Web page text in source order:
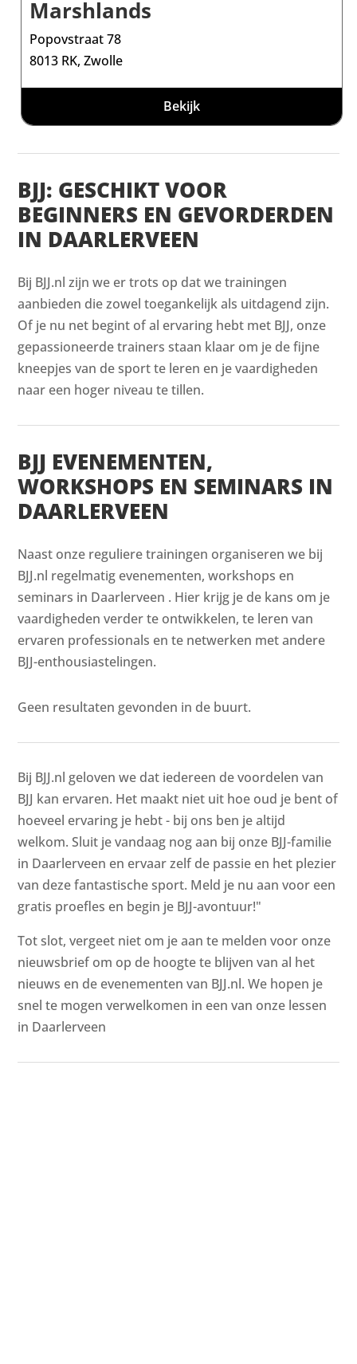
Marshlands
Popovstraat 78
8013 RK, Zwolle
Bekijk
BJJ: GESCHIKT VOOR
BEGINNERS EN GEVORDERDEN
IN DAARLERVEEN
Bij BJJ.nl zijn we er trots op dat we trainingen
aanbieden die zowel toegankelijk als uitdagend zijn.
Of je nu net begint of al ervaring hebt met BJJ, onze
gepassioneerde trainers staan klaar om je de fijne
kneepjes van de sport te leren en je vaardigheden
naar een hoger niveau te tillen.
BJJ EVENEMENTEN,
WORKSHOPS EN SEMINARS IN
DAARLERVEEN
Naast onze reguliere trainingen organiseren we bij
BJJ.nl regelmatig evenementen, workshops en
seminars in Daarlerveen . Hier krijg je de kans om je
vaardigheden verder te ontwikkelen, te leren van
ervaren professionals en te netwerken met andere
BJJ-enthousiastelingen.
Geen resultaten gevonden in de buurt.
Bij BJJ.nl geloven we dat iedereen de voordelen van
BJJ kan ervaren. Het maakt niet uit hoe oud je bent of
hoeveel ervaring je hebt - bij ons ben je altijd
welkom. Sluit je vandaag nog aan bij onze BJJ-familie
in Daarlerveen en ervaar zelf de passie en het plezier
van deze fantastische sport. Meld je nu aan voor een
gratis proefles en begin je BJJ-avontuur!"
Tot slot, vergeet niet om je aan te melden voor onze
nieuwsbrief om op de hoogte te blijven van al het
nieuws en de evenementen van BJJ.nl. We hopen je
snel te mogen verwelkomen in een van onze lessen
in Daarlerveen